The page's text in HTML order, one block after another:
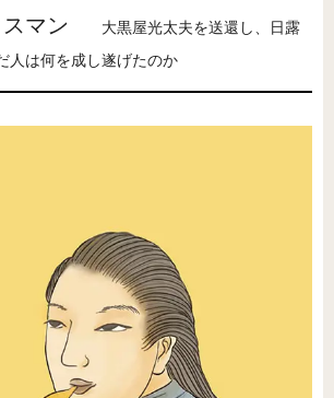
マン
大黒屋光太夫を送還し、日露
人は何を成し遂げたのか